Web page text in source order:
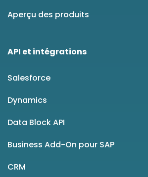
Aperçu des produits
API et intégrations
Salesforce
Dynamics
Data Block API
Business Add-On pour SAP
CRM